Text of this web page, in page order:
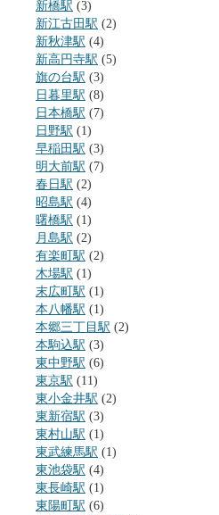
新橋駅 (3)
新江古田駅 (2)
新秋津駅 (4)
新高円寺駅 (5)
旗の台駅 (3)
日暮里駅 (8)
日本橋駅 (7)
日野駅 (1)
早稲田駅 (3)
明大前駅 (7)
春日駅 (2)
昭島駅 (4)
曙橋駅 (1)
月島駅 (2)
有楽町駅 (2)
木場駅 (1)
末広町駅 (1)
本八幡駅 (1)
本郷三丁目駅 (2)
本駒込駅 (3)
東中野駅 (6)
東京駅 (11)
東小金井駅 (2)
東新宿駅 (3)
東村山駅 (1)
東武練馬駅 (1)
東池袋駅 (4)
東長崎駅 (1)
東陽町駅 (6)